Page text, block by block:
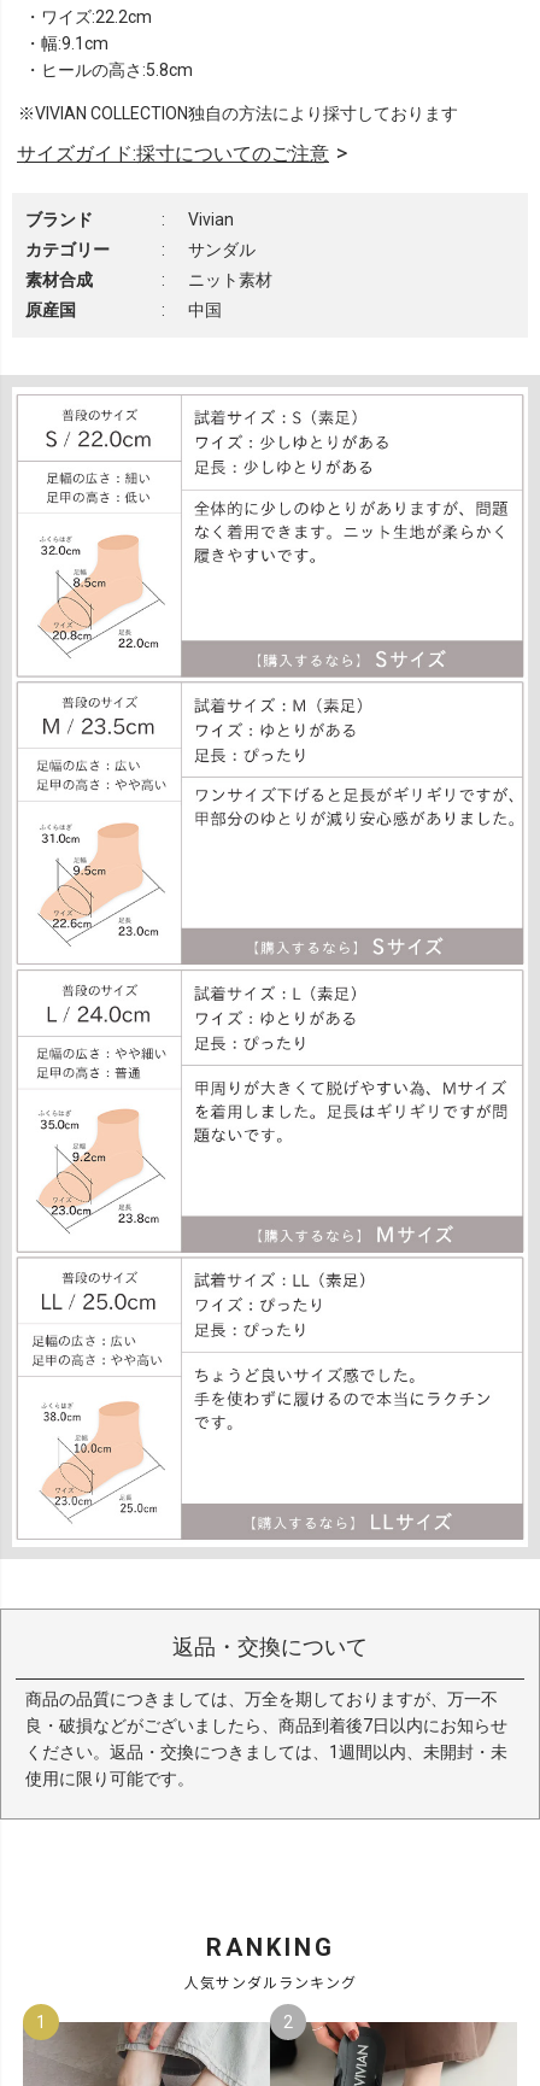
・ワイズ:22.2cm
・幅:9.1cm
・ヒールの高さ:5.8cm
※VIVIAN COLLECTION独自の方法により採寸しております
サイズガイド:採寸についてのご注意
ブランド :
Vivian
カテゴリー
:
サンダル
素材合成
:
ニット素材
原産国
: 中国
返品・交換について
商品の品質につきましては、万全を期しておりますが、万一不
良・破損などがございましたら、商品到着後7日以内にお知らせ
ください。返品・交換につきましては、1週間以内、未開封・未
使用に限り可能です。
RANKING
人気サンダルランキング